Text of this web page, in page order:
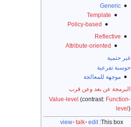
Generic
Template
Policy-based
Reflective
Attribute-oriented
غير حتمية
حوسبة تفرعية
موجهة للمعالجة
البرمجة عن بعد وعن قرب
Value-level (contrast: Function-
level)
This box:
view talk edit